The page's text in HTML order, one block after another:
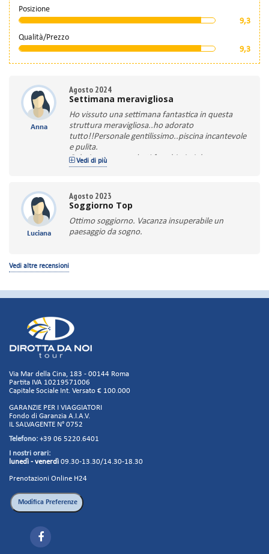
Posizione
9,3
Qualità/Prezzo
9,3
Anna
Agosto 2024
Settimana meravigliosa
Ho vissuto una settimana fantastica in questa
struttura meravigliosa..ho adorato
tutto!!Personale gentilissimo..piscina incantevole
e pulita.
Colazione con prodotti freschissimi..ho prenotato
per caso ma tornerò di nuovo
Vedi di più
Luciana
Agosto 2023
Soggiorno Top
Ottimo soggiorno. Vacanza insuperabile un
paesaggio da sogno.
Vedi altre recensioni
Via Mar della Cina, 183 - 00144 Roma
Partita IVA 10219571006
Capitale Sociale Int. Versato € 100.000
GARANZIE PER I VIAGGIATORI
Fondo di Garanzia A.I.A.V.
IL SALVAGENTE N° 0752
Telefono: +39 06 5220.6401
I nostri orari:
lunedì - venerdì 09.30-13.30/14.30-18.30
Prenotazioni Online H24